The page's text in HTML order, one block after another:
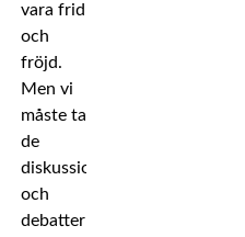
vara frid
och
fröjd.
Men vi
måste ta
de
diskussionerna
och
debatterna